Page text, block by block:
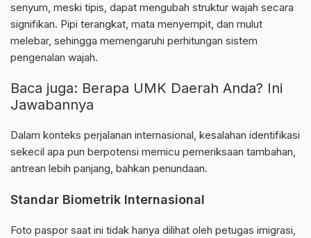
senyum, meski tipis, dapat mengubah struktur wajah secara
signifikan. Pipi terangkat, mata menyempit, dan mulut
melebar, sehingga memengaruhi perhitungan sistem
pengenalan wajah.
Baca juga: Berapa UMK Daerah Anda? Ini
Jawabannya
Dalam konteks perjalanan internasional, kesalahan identifikasi
sekecil apa pun berpotensi memicu pemeriksaan tambahan,
antrean lebih panjang, bahkan penundaan.
Standar Biometrik Internasional
Foto paspor saat ini tidak hanya dilihat oleh petugas imigrasi,